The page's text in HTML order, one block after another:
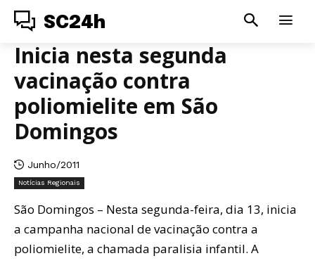
SC24h
Inicia nesta segunda
vacinação contra
poliomielite em São
Domingos
Junho/2011
Notícias Regionais
São Domingos – Nesta segunda-feira, dia 13, inicia
a campanha nacional de vacinação contra a
poliomielite, a chamada paralisia infantil. A